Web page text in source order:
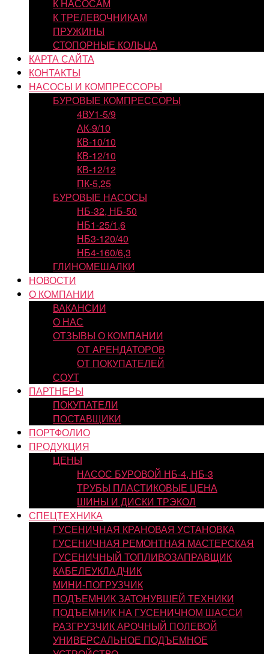
К НАСОСАМ
К ТРЕЛЕВОЧНИКАМ
ПРУЖИНЫ
СТОПОРНЫЕ КОЛЬЦА
КАРТА САЙТА
КОНТАКТЫ
НАСОСЫ И КОМПРЕССОРЫ
БУРОВЫЕ КОМПРЕССОРЫ
4ВУ1-5/9
АК-9/10
КВ-10/10
КВ-12/10
КВ-12/12
ПК-5,25
БУРОВЫЕ НАСОСЫ
НБ-32, НБ-50
НБ1-25/1,6
НБ3-120/40
НБ4-160/6,3
ГЛИНОМЕШАЛКИ
НОВОСТИ
О КОМПАНИИ
ВАКАНСИИ
О НАС
ОТЗЫВЫ О КОМПАНИИ
ОТ АРЕНДАТОРОВ
ОТ ПОКУПАТЕЛЕЙ
СОУТ
ПАРТНЕРЫ
ПОКУПАТЕЛИ
ПОСТАВЩИКИ
ПОРТФОЛИО
ПРОДУКЦИЯ
ЦЕНЫ
НАСОС БУРОВОЙ НБ-4, НБ-3
ТРУБЫ ПЛАСТИКОВЫЕ ЦЕНА
ШИНЫ И ДИСКИ ТРЭКОЛ
СПЕЦТЕХНИКА
ГУСЕНИЧНАЯ КРАНОВАЯ УСТАНОВКА
ГУСЕНИЧНАЯ РЕМОНТНАЯ МАСТЕРСКАЯ
ГУСЕНИЧНЫЙ ТОПЛИВОЗАПРАВЩИК
КАБЕЛЕУКЛАДЧИК
МИНИ-ПОГРУЗЧИК
ПОДЪЕМНИК ЗАТОНУВШЕЙ ТЕХНИКИ
ПОДЪЕМНИК НА ГУСЕНИЧНОМ ШАССИ
РАЗГРУЗЧИК АРОЧНЫЙ ПОЛЕВОЙ
УНИВЕРСАЛЬНОЕ ПОДЪЕМНОЕ